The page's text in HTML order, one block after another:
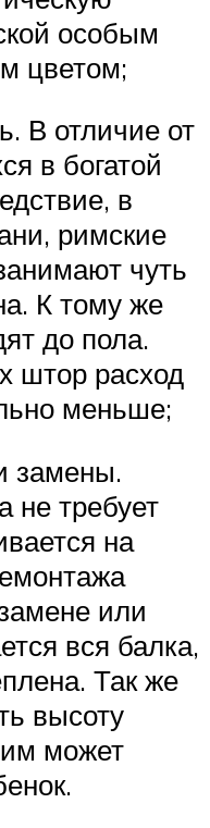
особым
цветом;
В отличие от
в богатой
в
римские
чуть
К тому же
до пола.
штор расход
меньше;
замены.
не требует
на
или
вся балка,
Так же
высоту
может